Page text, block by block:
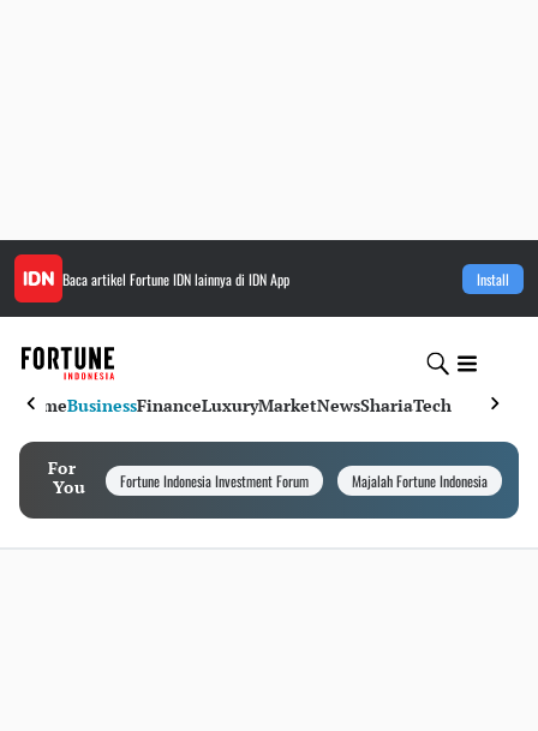
Baca artikel Fortune IDNlainnya di IDN App Install
HomeBusinessFinanceLuxuryMarketNewsShariaTech
For
You
Fortune Indonesia Investment Forum Majalah Fortune Indonesia